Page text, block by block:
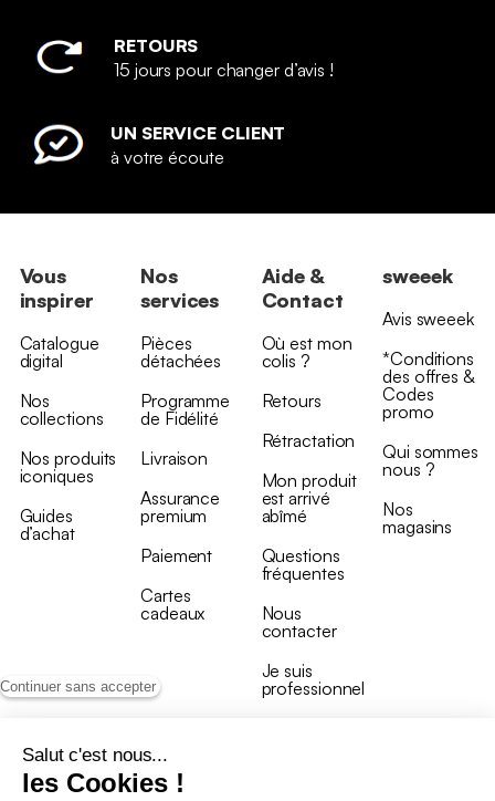
Continuer sans accepter
Salut c'est nous...
les Cookies !
RETOURS
15 jours pour changer d’avis !
UN SERVICE CLIENT
à votre écoute
Vous
inspirer
Catalogue
digital
Nos
collections
Nos produits
iconiques
Guides
d’achat
Nos
services
Pièces
détachées
Programme
de Fidélité
Livraison
Assurance
premium
Paiement
Cartes
cadeaux
Aide &
Contact
Où est mon
colis ?
Retours
Rétractation
Mon produit
est arrivé
abîmé
Questions
fréquentes
Nous
contacter
Je suis
professionnel
sweeek
Avis sweeek
*Conditions
des offres &
Codes
promo
Qui sommes
nous ?
Nos
magasins